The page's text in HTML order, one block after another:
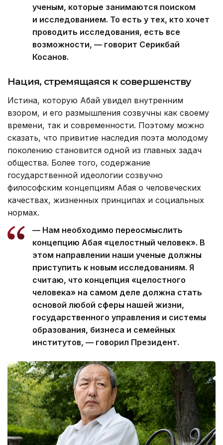
ученым, которые занимаются поиском
и исследованием. То есть у тех, кто хочет
проводить исследования, есть все
возможности, — говорит Серикбай
Косанов.
Нация, стремящаяся к совершенству
Истина, которую Абай увидел внутренним
взором, и его размышления созвучны как своему
времени, так и современности. Поэтому можно
сказать, что привитие наследия поэта молодому
поколению становится одной из главных задач
общества. Более того, содержание
государственной идеологии созвучно
философским концепциям Абая о человеческих
качествах, жизненных принципах и социальных
нормах.
— Нам необходимо переосмыслить
концепцию Абая «целостный человек». В
этом направлении наши ученые должны
приступить к новым исследованиям. Я
считаю, что концепция «целостного
человека» на самом деле должна стать
основой любой сферы нашей жизни,
государственного управления и системы
образования, бизнеса и семейных
институтов, — говорил Президент.